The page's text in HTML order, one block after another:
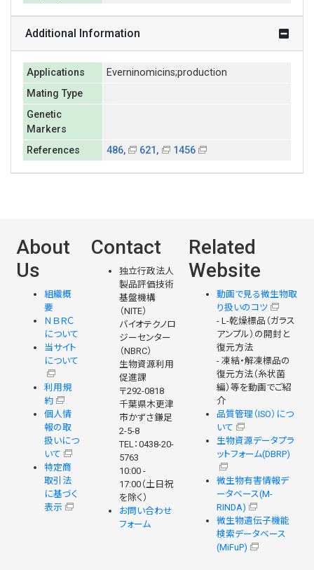
Additional Information
Applications
Everninomicins;production
Mating Type
Genetic
Markers
References
486, 621, 1456
About
Us
組織概
要
ＮＢＲＣ
について
当サイト
について
利用規
約
個人情
報の取
扱いにつ
いて
特定商
取引法
に基づく
表示
Contact
独立行政法人
製品評価技術
基盤機構
（NITE）
バイオテクノロ
ジーセンター
（NBRC）
生物資源利用
促進課
〒292-0818
千葉県木更津
市かずさ鎌足
2-5-8
TEL：0438-20-
5763
10:00 -
17:00（土日祝
を除く）
お問い合わせ
フォーム
Related
Website
動画で見る微生物取
り扱いのコツ
- L-乾燥標品（ガラス
アンプル）の開封と
復元方法
- 凍結・解凍標品の
復元方法（糸状菌
編）等を動画でご紹
介
品質管理（ISO）につ
いて
生物資源データプラ
ットフォーム(DBRP)
微生物有害情報デ
ータベース(M-
RINDA)
微生物遺伝子機能
検索データベース
(MiFuP)